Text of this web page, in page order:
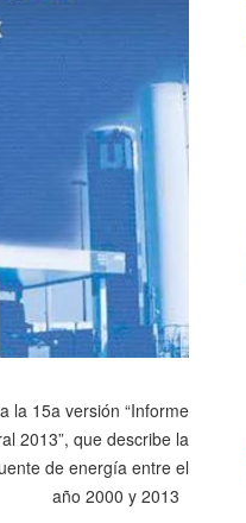
la 15a versión “Informe
2013”, que describe la
de energía entre el
año 2000 y 2013